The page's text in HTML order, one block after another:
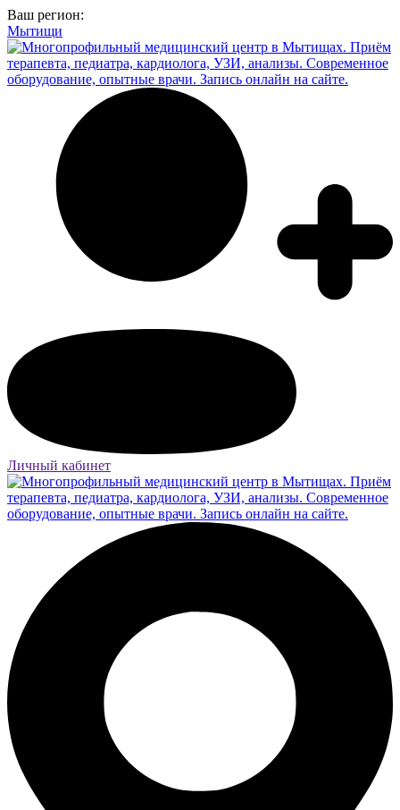
Ваш регион:
Мытищи
Личный кабинет